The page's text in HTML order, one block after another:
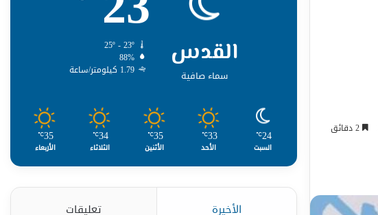
القدس
سماء صافية
25º - 23º
88%
1.79 كيلومتر/ساعة
24
℃
السبت
33
℃
الأحد
35
℃
الأثنين
34
℃
الثلاثاء
35
℃
الأربعاء
الأخيرة تعليقات